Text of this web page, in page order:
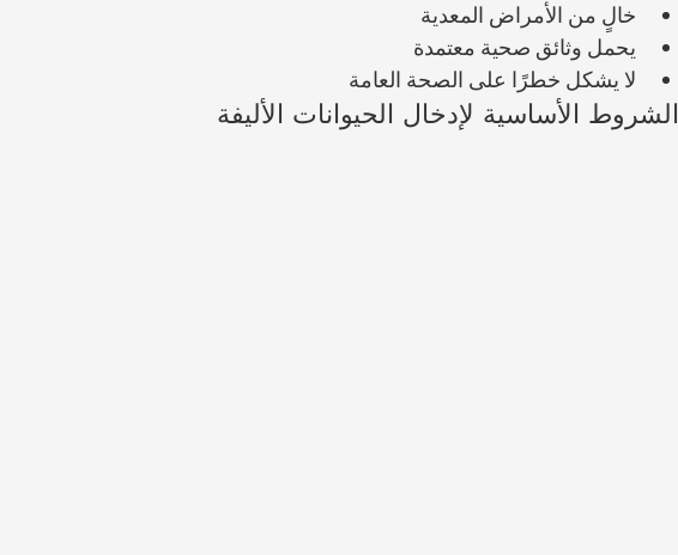
خالٍ من الأمراض المعدية
يحمل وثائق صحية معتمدة
لا يشكل خطرًا على الصحة العامة
الشروط الأساسية لإدخال الحيوانات الأليفة